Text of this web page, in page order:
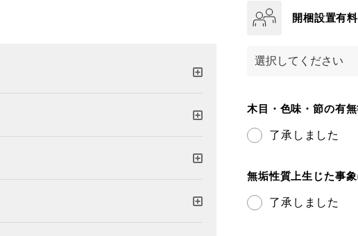
開梱設置有
木目・色味・節の有
了承しました
無垢性質上生じた事
了承しました